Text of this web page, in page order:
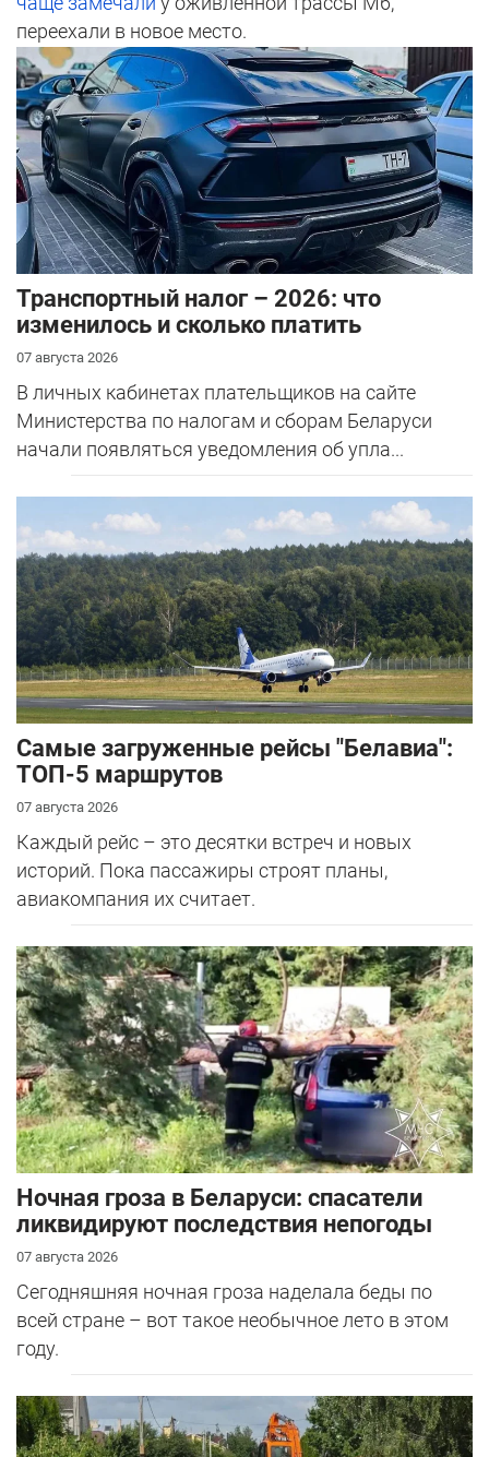
переехали в новое место.
Транспортный налог – 2026: что
изменилось и сколько платить
07 августа 2026
В личных кабинетах плательщиков на сайте
Министерства по налогам и сборам Беларуси
начали появляться уведомления об упла...
Самые загруженные рейсы "Белавиа":
ТОП-5 маршрутов
07 августа 2026
Каждый рейс – это десятки встреч и новых
историй. Пока пассажиры строят планы,
авиакомпания их считает.
Ночная гроза в Беларуси: спасатели
ликвидируют последствия непогоды
07 августа 2026
Сегодняшняя ночная гроза наделала беды по
всей стране – вот такое необычное лето в этом
году.